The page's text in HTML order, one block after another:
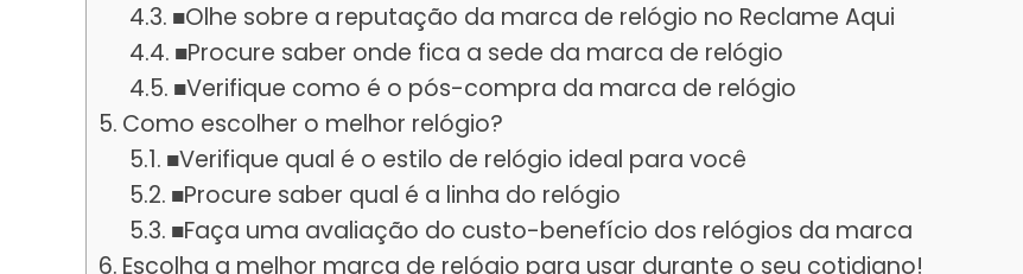
■Olhe sobre a reputação da marca de relógio no Reclame Aqui
■Procure saber onde fica a sede da marca de relógio
■Verifique como é o pós-compra da marca de relógio
Como escolher o melhor relógio?
■Verifique qual é o estilo de relógio ideal para você
■Procure saber qual é a linha do relógio
■Faça uma avaliação do custo-benefício dos relógios da marca
Escolha a melhor marca de relógio para usar durante o seu cotidiano!